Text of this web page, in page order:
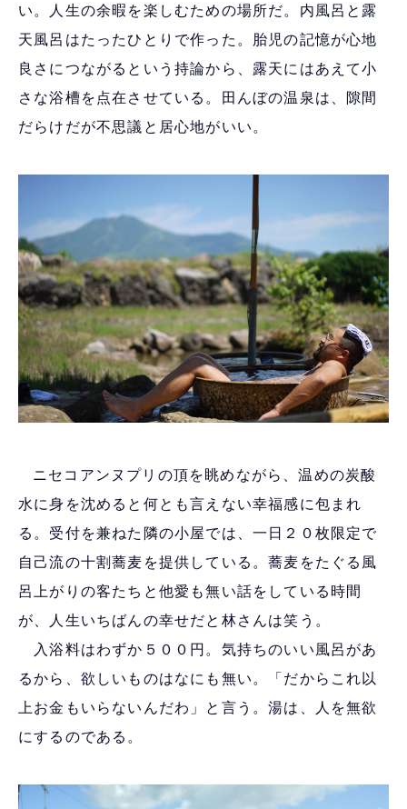
い。人生の余暇を楽しむための場所だ。内風呂と露
天風呂はたったひとりで作った。胎児の記憶が心地
良さにつながるという持論から、露天にはあえて小
さな浴槽を点在させている。田んぼの温泉は、隙間
だらけだが不思議と居心地がいい。
ニセコアンヌプリの頂を眺めながら、温めの炭酸
水に身を沈めると何とも言えない幸福感に包まれ
る。受付を兼ねた隣の小屋では、一日２０枚限定で
自己流の十割蕎麦を提供している。蕎麦をたぐる風
呂上がりの客たちと他愛も無い話をしている時間
が、人生いちばんの幸せだと林さんは笑う。
入浴料はわずか５００円。気持ちのいい風呂があ
るから、欲しいものはなにも無い。「だからこれ以
上お金もいらないんだわ」と言う。湯は、人を無欲
にするのである。